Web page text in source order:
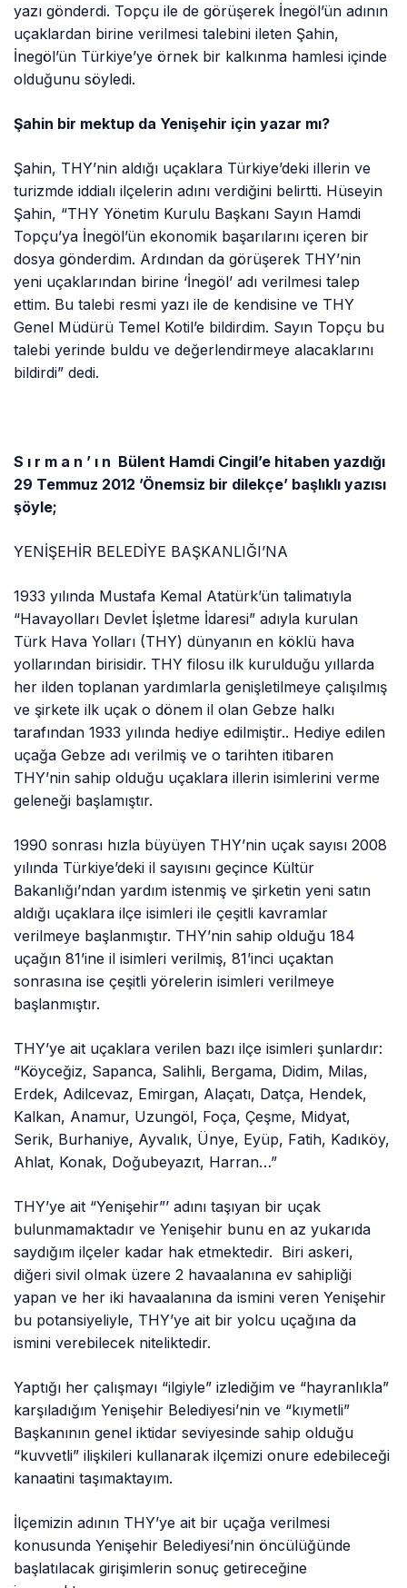
yazı gönderdi. Topçu ile de görüşerek İnegöl’ün adının
uçaklardan birine verilmesi talebini ileten Şahin,
İnegöl’ün Türkiye’ye örnek bir kalkınma hamlesi içinde
olduğunu söyledi.
Şahin bir mektup da Yenişehir için yazar mı?
Şahin, THY’nin aldığı uçaklara Türkiye’deki illerin ve
turizmde iddialı ilçelerin adını verdiğini belirtti. Hüseyin
Şahin, “THY Yönetim Kurulu Başkanı Sayın Hamdi
Topçu’ya İnegöl’ün ekonomik başarılarını içeren bir
dosya gönderdim. Ardından da görüşerek THY’nin
yeni uçaklarından birine ‘İnegöl’ adı verilmesi talep
ettim. Bu talebi resmi yazı ile de kendisine ve THY
Genel Müdürü Temel Kotil’e bildirdim. Sayın Topçu bu
talebi yerinde buldu ve değerlendirmeye alacaklarını
bildirdi” dedi.
S ı r m a n ’ ı n Bülent Hamdi Cingil’e hitaben yazdığı
29 Temmuz 2012 ’Önemsiz bir dilekçe’ başlıklı yazısı
şöyle;
YENİŞEHİR BELEDİYE BAŞKANLIĞI’NA
1933 yılında Mustafa Kemal Atatürk’ün talimatıyla
“Havayolları Devlet İşletme İdaresi” adıyla kurulan
Türk Hava Yolları (THY) dünyanın en köklü hava
yollarından birisidir. THY filosu ilk kurulduğu yıllarda
her ilden toplanan yardımlarla genişletilmeye çalışılmış
ve şirkete ilk uçak o dönem il olan Gebze halkı
tarafından 1933 yılında hediye edilmiştir.. Hediye edilen
uçağa Gebze adı verilmiş ve o tarihten itibaren
THY’nin sahip olduğu uçaklara illerin isimlerini verme
geleneği başlamıştır.
1990 sonrası hızla büyüyen THY’nin uçak sayısı 2008
yılında Türkiye’deki il sayısını geçince Kültür
Bakanlığı’ndan yardım istenmiş ve şirketin yeni satın
aldığı uçaklara ilçe isimleri ile çeşitli kavramlar
verilmeye başlanmıştır. THY’nin sahip olduğu 184
uçağın 81’ine il isimleri verilmiş, 81’inci uçaktan
sonrasına ise çeşitli yörelerin isimleri verilmeye
başlanmıştır.
THY’ye ait uçaklara verilen bazı ilçe isimleri şunlardır:
“Köyceğiz, Sapanca, Salihli, Bergama, Didim, Milas,
Erdek, Adilcevaz, Emirgan, Alaçatı, Datça, Hendek,
Kalkan, Anamur, Uzungöl, Foça, Çeşme, Midyat,
Serik, Burhaniye, Ayvalık, Ünye, Eyüp, Fatih, Kadıköy,
Ahlat, Konak, Doğubeyazıt, Harran…”
THY’ye ait “Yenişehir”’ adını taşıyan bir uçak
bulunmamaktadır ve Yenişehir bunu en az yukarıda
saydığım ilçeler kadar hak etmektedir. Biri askeri,
diğeri sivil olmak üzere 2 havaalanına ev sahipliği
yapan ve her iki havaalanına da ismini veren Yenişehir
bu potansiyeliyle, THY’ye ait bir yolcu uçağına da
ismini verebilecek niteliktedir.
Yaptığı her çalışmayı “ilgiyle” izlediğim ve “hayranlıkla”
karşıladığım Yenişehir Belediyesi’nin ve “kıymetli”
Başkanının genel iktidar seviyesinde sahip olduğu
“kuvvetli” ilişkileri kullanarak ilçemizi onure edebileceği
kanaatini taşımaktayım.
İlçemizin adının THY’ye ait bir uçağa verilmesi
konusunda Yenişehir Belediyesi’nin öncülüğünde
başlatılacak girişimlerin sonuç getireceğine